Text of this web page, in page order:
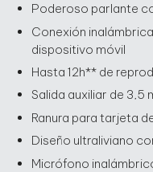
Poderoso parlante
Conexión
dispositivo móvil
Hasta 12h** de
Salida auxiliar de 3,5
Ranura para tarjeta
Diseño ultraliviano
Micrófono